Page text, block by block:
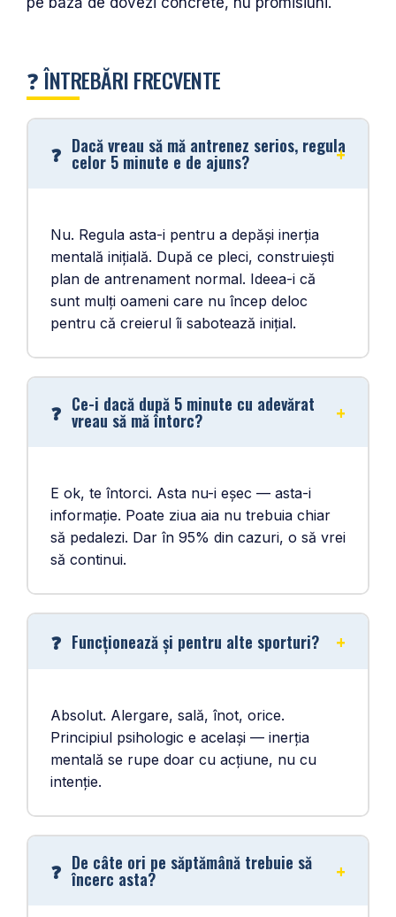
❓ ÎNTREBĂRI FRECVENTE
Dacă vreau să mă antrenez serios, regula
celor 5 minute e de ajuns?
Nu. Regula asta-i pentru a depăși inerția
mentală inițială. După ce pleci, construiești
plan de antrenament normal. Ideea-i că
sunt mulți oameni care nu încep deloc
pentru că creierul îi sabotează inițial.
Ce-i dacă după 5 minute cu adevărat
vreau să mă întorc?
E ok, te întorci. Asta nu-i eșec — asta-i
informație. Poate ziua aia nu trebuia chiar
să pedalezi. Dar în 95% din cazuri, o să vrei
să continui.
Funcționează și pentru alte sporturi?
Absolut. Alergare, sală, înot, orice.
Principiul psihologic e același — inerția
mentală se rupe doar cu acțiune, nu cu
intenție.
De câte ori pe săptămână trebuie să
încerc asta?